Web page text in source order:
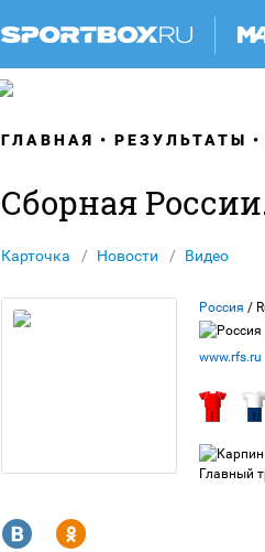
ГЛАВНАЯ РЕЗУЛЬТАТЫ
Сборная
Карточка Новости Видео
Россия /
www.rfs.ru
Главный
R Y